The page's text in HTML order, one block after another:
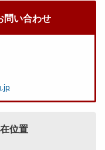
問い合わせ
位置